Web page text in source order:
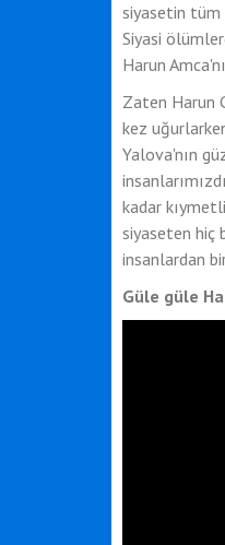
siyasetin tüm
Siyasi
Harun
Zaten Harun
kez
Yalova'nın
kadar
siyaseten hiç
insanlardan
Güle güle